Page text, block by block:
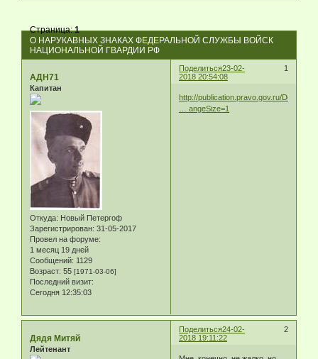
О НАРУКАВНЫХ ЗНАКАХ ФЕДЕРАЛЬНОЙ СЛУЖБЫ ВОЙСК
НАЦИОНАЛЬНОЙ ГВАРДИИ РФ
Страница:1
Поделиться 1
23-02-
2018 20:54:08
АДН71
Капитан
Откуда: Новый Петергоф
Зарегистрирован: 31-05-2017
Провел на форуме:
1 месяц 19 дней
Сообщений: 1129
Возраст: 55 [1971-03-06]
Последний визит:
Сегодня 12:35:03
http://publication.pravo.gov.ru/Documen
… angeSize=1
Поделиться 2
24-02-
2018 19:11:22
Дядя Митяй
Лейтенант